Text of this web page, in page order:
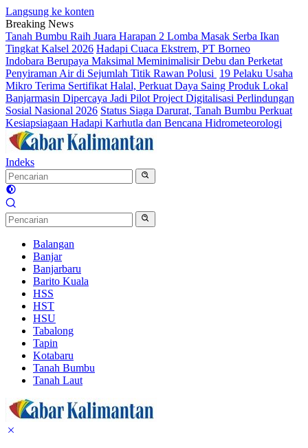
Langsung ke konten
Breaking News
Tanah Bumbu Raih Juara Harapan 2 Lomba Masak Serba Ikan
Tingkat Kalsel 2026 Hadapi Cuaca Ekstrem, PT Borneo
Indobara Berupaya Maksimal Meminimalisir Debu dan Perketat
Penyiraman Air di Sejumlah Titik Rawan Polusi 19 Pelaku Usaha
Mikro Terima Sertifikat Halal, Perkuat Daya Saing Produk Lokal
Banjarmasin Dipercaya Jadi Pilot Project Digitalisasi Perlindungan
Sosial Nasional 2026 Status Siaga Darurat, Tanah Bumbu Perkuat
Kesiapsiagaan Hadapi Karhutla dan Bencana Hidrometeorologi
Indeks
Balangan
Banjar
Banjarbaru
Barito Kuala
HSS
HST
HSU
Tabalong
Tapin
Kotabaru
Tanah Bumbu
Tanah Laut